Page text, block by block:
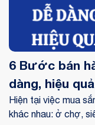
6 Bước bán
dàng, hiệu quả
Hiện tại việc mua
khác nhau: ở chợ,